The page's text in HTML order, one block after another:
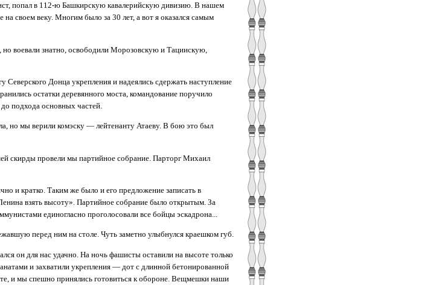
попал в 112-ю Башкирскую кавалерийскую дивизию. В нашем
своем веку. Многим было за 30 лет, а вот я оказался самым
воевали знатно, освободили Морозовскую и Тациискую,
Северского Донца укрепления и надеялись сдержать наступление
остатки деревянного моста, командование поручило
подхода основных частей.
но мы верили комэску — лейтенанту Атаеву. В бою это был
скирды провели мы партийное собрание. Парторг Михаил
и кратко. Таким же было и его предложение записать в
взять высоту». Партийное собрание было открытым. За
единогласно проголосовали все бойцы эскадрона...
перед ним на столе. Чуть заметно улыбнулся краешком губ.
он для нас удачно. На ночь фашисты оставили на высоте только
и захватили укрепления — дот с длинной бетонированной
и мы спешно принялись готовиться к обороне. Вещмешки наши